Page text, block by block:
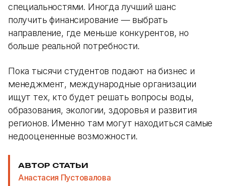
специальностями. Иногда лучший шанс
получить финансирование — выбрать
направление, где меньше конкурентов, но
больше реальной потребности.
Пока тысячи студентов подают на бизнес и
менеджмент, международные организации
ищут тех, кто будет решать вопросы воды,
образования, экологии, здоровья и развития
регионов. Именно там могут находиться самые
недооцененные возможности.
АВТОР СТАТЬИ
Анастасия Пустовалова